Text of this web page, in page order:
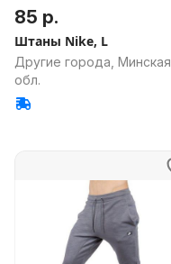
85 р.
Штаны Nike, L
Другие города, Минская
обл.